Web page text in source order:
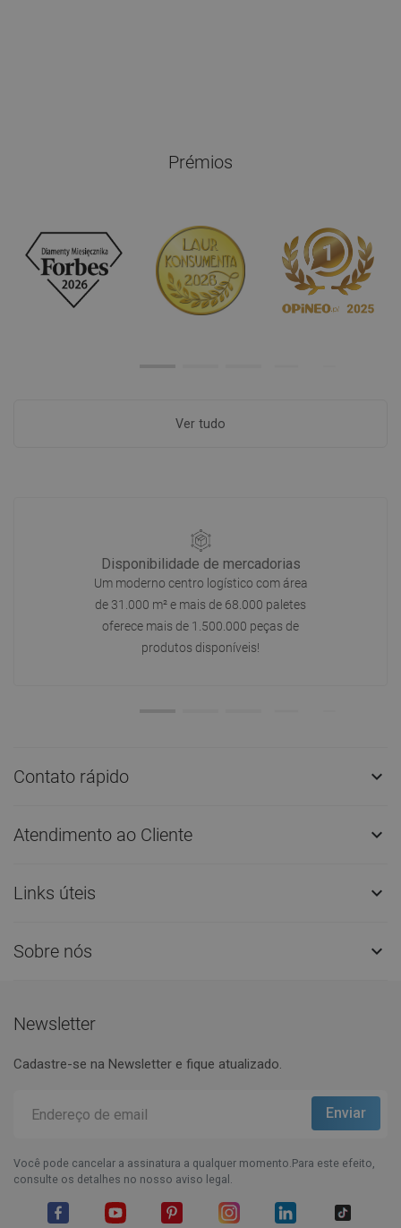
Prémios
Ver tudo
Disponibilidade de mercadorias
Um moderno centro logístico com área
de 31.000 m² e mais de 68.000 paletes
oferece mais de 1.500.000 peças de
produtos disponíveis!
Contato rápido 
Atendimento ao Cliente 
Links úteis 
Sobre nós 
Newsletter
Cadastre-se na Newsletter e fique atualizado.
Você pode cancelar a assinatura a qualquer momento.Para este efeito,
consulte os detalhes no nosso aviso legal.